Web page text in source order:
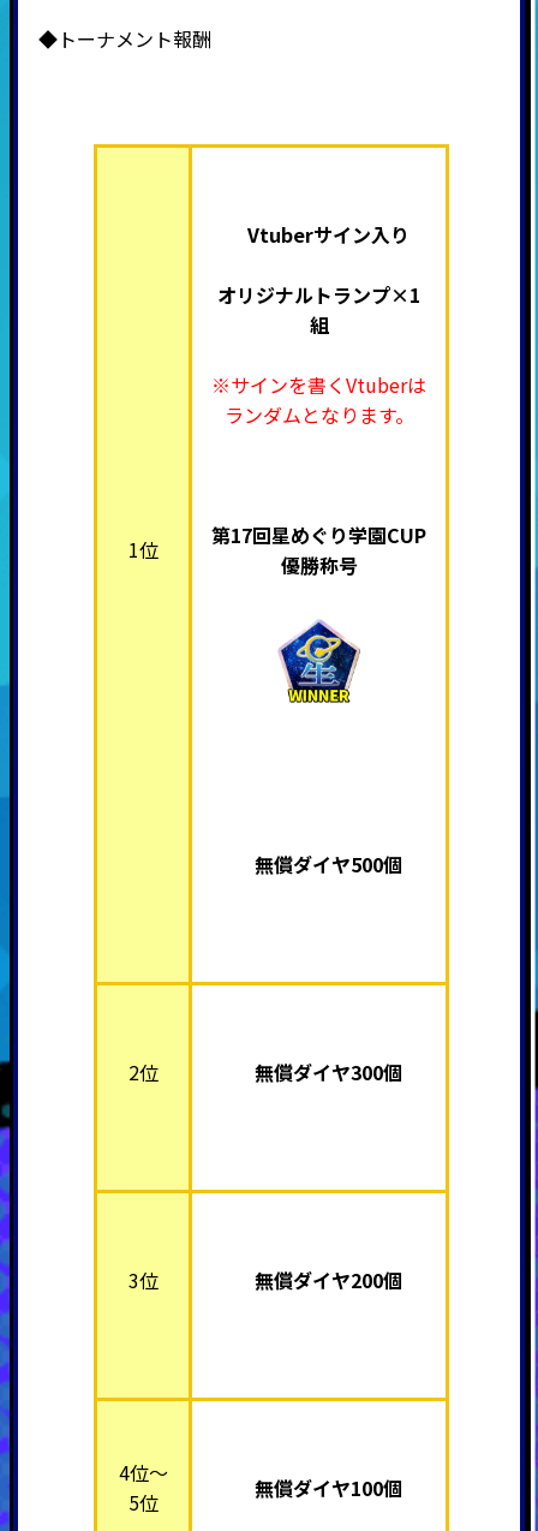
◆トーナメント報酬
1位
Vtuberサイン入り
オリジナルトランプ×1
組
※サインを書くVtuberは
ランダムとなります。
第17回星めぐり学園CUP
優勝称号
無償ダイヤ500個
2位 無償ダイヤ300個
3位 無償ダイヤ200個
4位～
5位
無償ダイヤ100個